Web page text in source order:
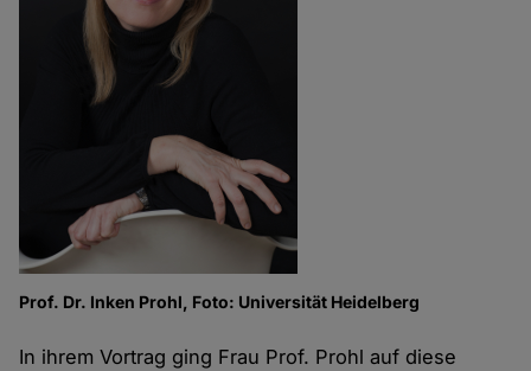
Prof. Dr. Inken Prohl, Foto: Universität Heidelberg
In ihrem Vortrag ging Frau Prof. Prohl auf diese